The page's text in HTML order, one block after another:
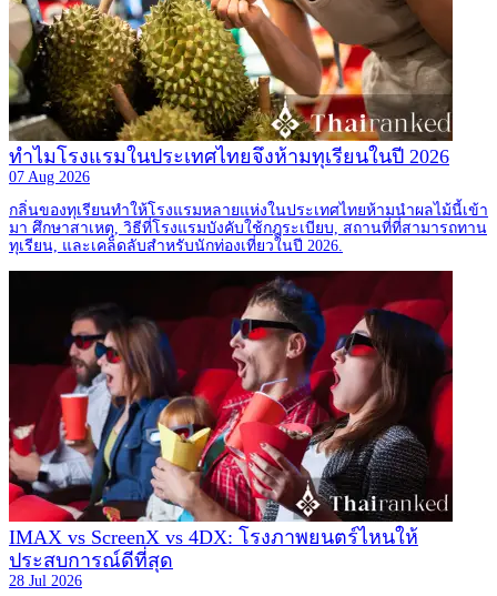
ทำไมโรงแรมในประเทศไทยจึงห้ามทุเรียนในปี 2026
07 Aug 2026
กลิ่นของทุเรียนทำให้โรงแรมหลายแห่งในประเทศไทยห้ามนำผลไม้นี้เข้า
มา ศึกษาสาเหตุ, วิธีที่โรงแรมบังคับใช้กฎระเบียบ, สถานที่ที่สามารถทาน
ทุเรียน, และเคล็ดลับสำหรับนักท่องเที่ยวในปี 2026.
IMAX vs ScreenX vs 4DX: โรงภาพยนตร์ไหนให้
ประสบการณ์ดีที่สุด
28 Jul 2026